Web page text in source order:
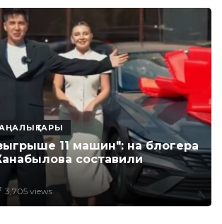
11 машин": на блогера
составили
3,705 views